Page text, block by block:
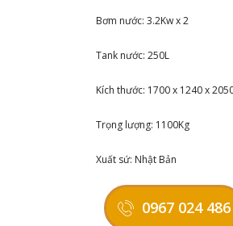
Bơm nước: 3.2Kw x 2
Tank nước: 250L
Kích thước: 1700 x 1240 x
Trọng lượng: 1100Kg
Xuất sứ: Nhật Bản
0967 024 486